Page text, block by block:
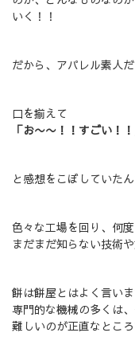
いく！！
だから、アパレル素人
口を揃えて
「お〜〜！！すごい！！
と感想をこぼしていたん
色々な工場を回り、何
まだまだ知らない技術
餅は餅屋とはよく言いま
専門的な機械の多くは
難しいのが正直なところ